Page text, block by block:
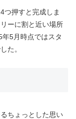
つ押すと完成しま
ーに割と近い場所
5月時点ではスタ
た。
ちょっとした思い